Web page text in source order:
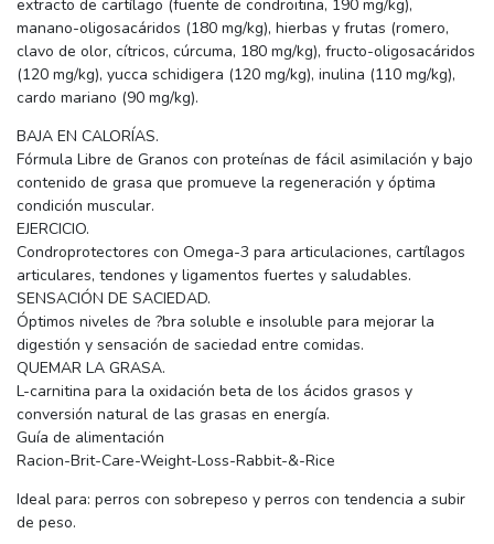
extracto de cartílago (fuente de condroitina, 190 mg/kg),
manano-oligosacáridos (180 mg/kg), hierbas y frutas (romero,
clavo de olor, cítricos, cúrcuma, 180 mg/kg), fructo-oligosacáridos
(120 mg/kg), yucca schidigera (120 mg/kg), inulina (110 mg/kg),
cardo mariano (90 mg/kg).
BAJA EN CALORÍAS.
Fórmula Libre de Granos con proteínas de fácil asimilación y bajo
contenido de grasa que promueve la regeneración y óptima
condición muscular.
EJERCICIO.
Condroprotectores con Omega-3 para articulaciones, cartílagos
articulares, tendones y ligamentos fuertes y saludables.
SENSACIÓN DE SACIEDAD.
Óptimos niveles de ?bra soluble e insoluble para mejorar la
digestión y sensación de saciedad entre comidas.
QUEMAR LA GRASA.
L-carnitina para la oxidación beta de los ácidos grasos y
conversión natural de las grasas en energía.
Guía de alimentación
Racion-Brit-Care-Weight-Loss-Rabbit-&-Rice
Ideal para: perros con sobrepeso y perros con tendencia a subir
de peso.